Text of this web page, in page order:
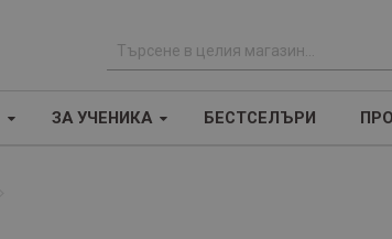
р
ЗА УЧЕНИКА БЕСТСЕЛЪРИ